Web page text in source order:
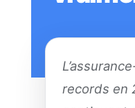
records en